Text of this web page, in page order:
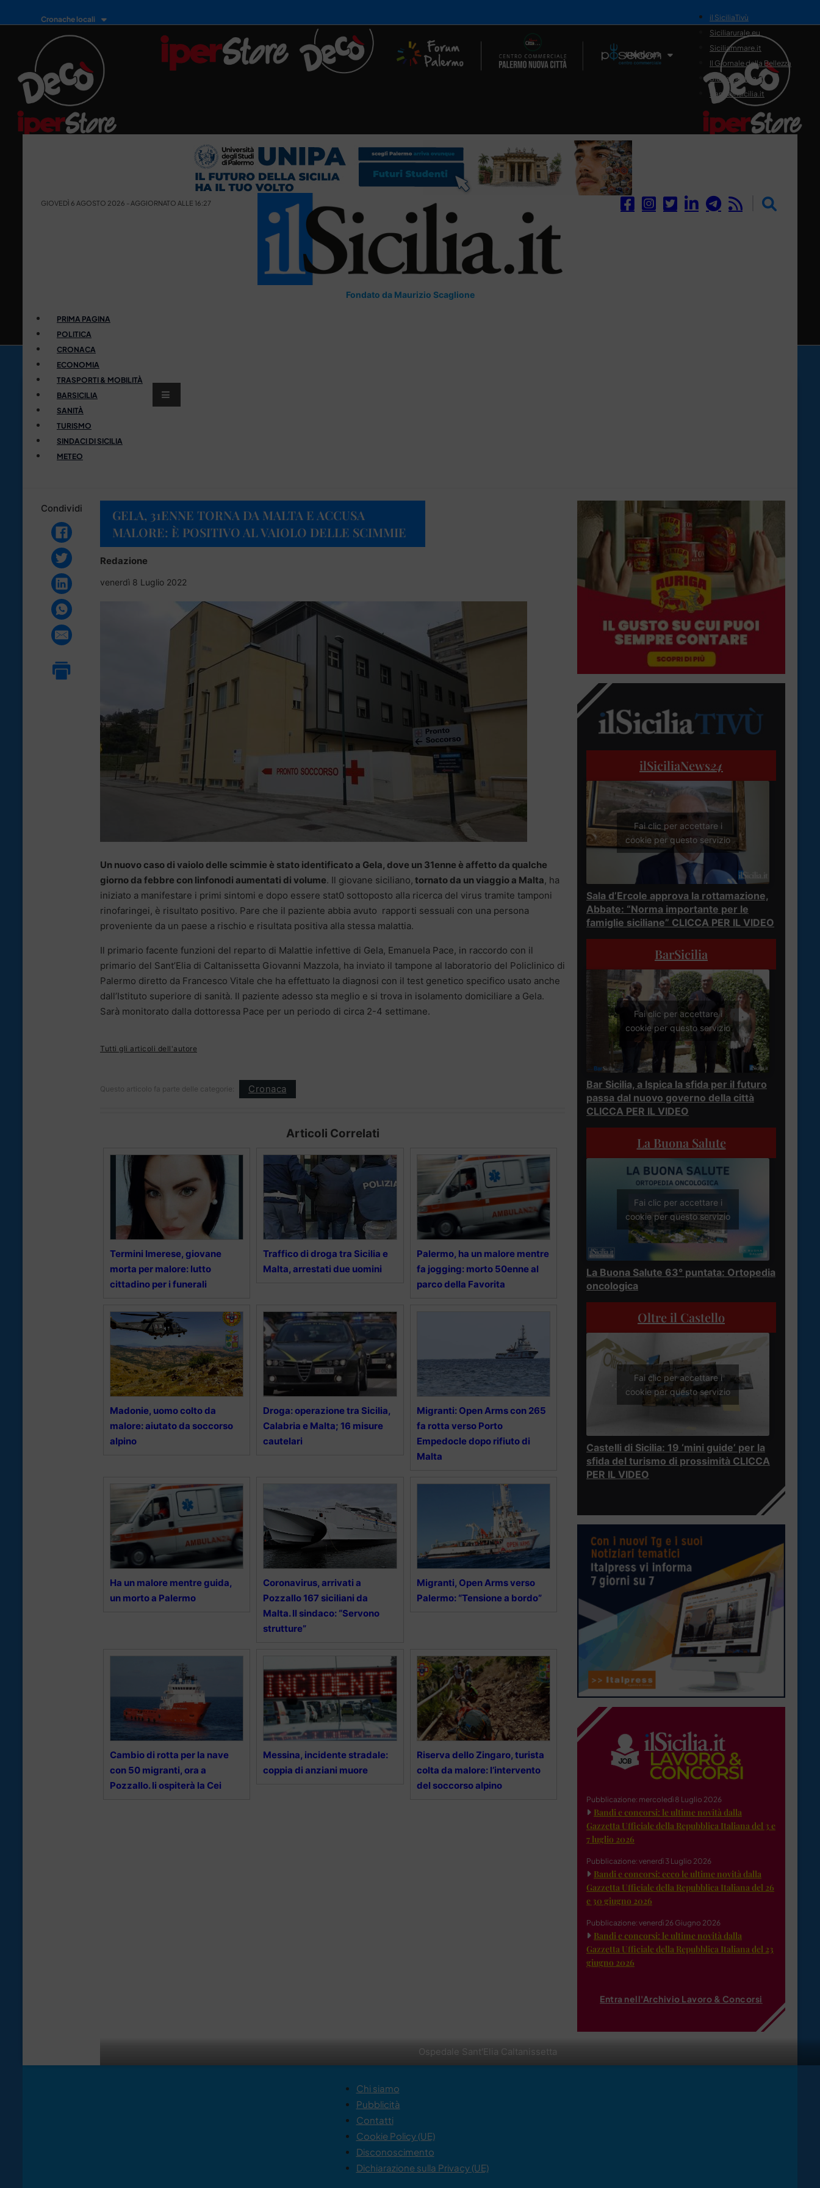
Cronache locali
Il Network
il SiciliaTivù
Siciliarurale.eu
Siciliammare.it
Il Giornale della Bellezza
Siciliamedica.it
Sanitainsicilia.it
GIOVEDÌ 6 AGOSTO 2026 - AGGIORNATO ALLE 16:27
Fondato da Maurizio Scaglione
PRIMA PAGINA
POLITICA
CRONACA
ECONOMIA
TRASPORTI & MOBILITÀ
BARSICILIA
SANITÀ
TURISMO
SINDACI DI SICILIA
METEO
Condividi
GELA, 31ENNE TORNA DA MALTA E ACCUSA
MALORE: È POSITIVO AL VAIOLO DELLE SCIMMIE
Redazione
venerdì 8 Luglio 2022
Ospedale Sant'Elia Caltanissetta
Un nuovo caso di vaiolo delle scimmie è stato identificato a Gela, dove un 31enne è affetto da qualche
giorno da febbre con linfonodi aumentati di volume. Il giovane siciliano, tornato da un viaggio a Malta, ha
iniziato a manifestare i primi sintomi e dopo essere stat0 sottoposto alla ricerca del virus tramite tamponi
rinofaringei, è risultato positivo. Pare che il paziente abbia avuto rapporti sessuali con una persona
proveniente da un paese a rischio e risultata positiva alla stessa malattia.
Il primario facente funzioni del reparto di Malattie infettive di Gela, Emanuela Pace, in raccordo con il
primario del Sant’Elia di Caltanissetta Giovanni Mazzola, ha inviato il tampone al laboratorio del Policlinico di
Palermo diretto da Francesco Vitale che ha effettuato la diagnosi con il test genetico specifico usato anche
dall’Istituto superiore di sanità. Il paziente adesso sta meglio e si trova in isolamento domiciliare a Gela.
Sarà monitorato dalla dottoressa Pace per un periodo di circa 2-4 settimane.
Tutti gli articoli dell'autore
Questo articolo fa parte delle categorie: Cronaca
Articoli Correlati
Termini Imerese, giovane
morta per malore: lutto
cittadino per i funerali
Traffico di droga tra Sicilia e
Malta, arrestati due uomini
Palermo, ha un malore mentre
fa jogging: morto 50enne al
parco della Favorita
Madonie, uomo colto da
malore: aiutato da soccorso
alpino
Droga: operazione tra Sicilia,
Calabria e Malta; 16 misure
cautelari
Migranti: Open Arms con 265
fa rotta verso Porto
Empedocle dopo rifiuto di
Malta
Ha un malore mentre guida,
un morto a Palermo
Coronavirus, arrivati a
Pozzallo 167 siciliani da
Malta. Il sindaco: “Servono
strutture”
Migranti, Open Arms verso
Palermo: “Tensione a bordo”
Cambio di rotta per la nave
con 50 migranti, ora a
Pozzallo. li ospiterà la Cei
Messina, incidente stradale:
coppia di anziani muore
Riserva dello Zingaro, turista
colta da malore: l’intervento
del soccorso alpino
ilSiciliaNews24
Fai clic per accettare i
cookie per questo servizio
Sala d’Ercole approva la rottamazione,
Abbate: “Norma importante per le
famiglie siciliane” CLICCA PER IL VIDEO
BarSicilia
Fai clic per accettare i
cookie per questo servizio
Bar Sicilia, a Ispica la sfida per il futuro
passa dal nuovo governo della città
CLICCA PER IL VIDEO
La Buona Salute
Fai clic per accettare i
cookie per questo servizio
La Buona Salute 63° puntata: Ortopedia
oncologica
Oltre il Castello
Fai clic per accettare i
cookie per questo servizio
Castelli di Sicilia: 19 ‘mini guide’ per la
sfida del turismo di prossimità CLICCA
PER IL VIDEO
Pubblicazione: mercoledì 8 Luglio 2026
Bandi e concorsi: le ultime novità dalla
Gazzetta Ufficiale della Repubblica Italiana del 3 e
7 luglio 2026
Pubblicazione: venerdì 3 Luglio 2026
Bandi e concorsi: ecco le ultime novità dalla
Gazzetta Ufficiale della Repubblica Italiana del 26
e 30 giugno 2026
Pubblicazione: venerdì 26 Giugno 2026
Bandi e concorsi: le ultime novità dalla
Gazzetta Ufficiale della Repubblica Italiana del 23
giugno 2026
Entra nell'Archivio Lavoro & Concorsi
Chi siamo
Pubblicità
Contatti
Cookie Policy (UE)
Disconoscimento
Dichiarazione sulla Privacy (UE)